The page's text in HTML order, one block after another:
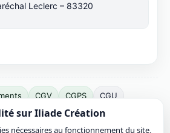
Leclerc – 83320
CGV CGPS CGU
Cookies
sur Iliade Création
nécessaires au fonctionnement du site,